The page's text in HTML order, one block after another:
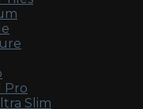
Pro
Slim